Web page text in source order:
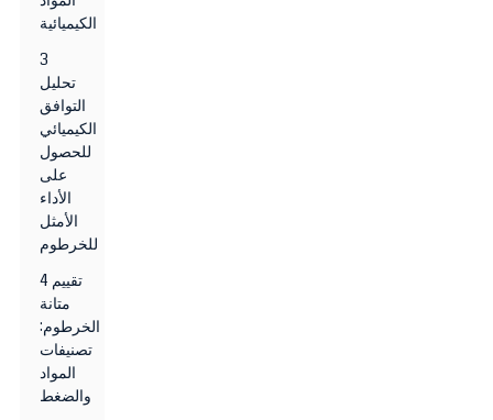
الكيميائية
3
تحليل
التوافق
الكيميائي
للحصول
على
الأداء
الأمثل
للخرطوم
4 تقييم
متانة
الخرطوم:
تصنيفات
المواد
والضغط